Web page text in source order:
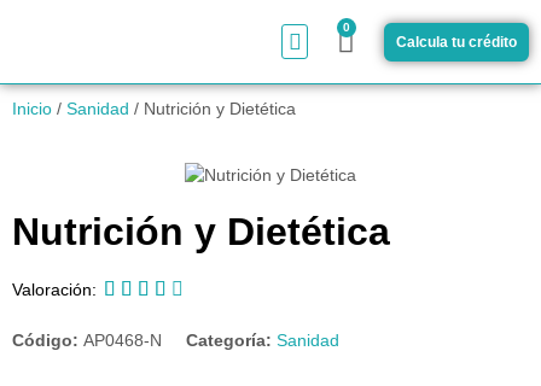
0
Calcula tu crédito
Inicio / Sanidad / Nutrición y Dietética
Nutrición y Dietética
Valoración:     
Código: AP0468-N Categoría: Sanidad